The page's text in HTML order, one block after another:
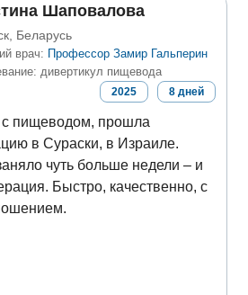
Шаповалова
Беларусь
врач: Профессор Замир Гальперин
дивертикул пищевода
2025 8 дней
пищеводом, прошла
в Сураски, в Израиле.
чуть больше недели – и
Быстро, качественно, с